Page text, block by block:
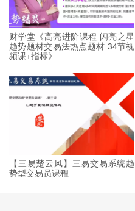
财学堂《高亮进阶课程 闪亮之星
趋势题材交易法热点题材 34节视
频课+指标》
【三易楚云风】三易交易系统趋
势型交易员课程